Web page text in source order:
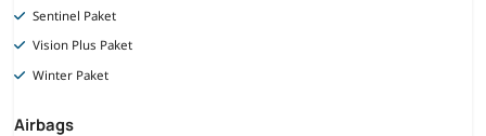
Sentinel Paket
Vision Plus Paket
Winter Paket
Airbags